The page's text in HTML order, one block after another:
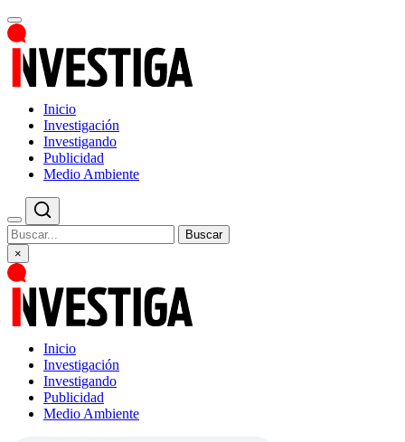
Inicio
Investigación
Investigando
Publicidad
Medio Ambiente
Buscar
×
Inicio
Investigación
Investigando
Publicidad
Medio Ambiente